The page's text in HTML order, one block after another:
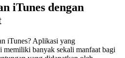
iTunes dengan
iTunes? Aplikasi yang
banyak sekali manfaat bagi